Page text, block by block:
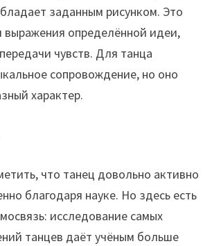
заданным рисунком. Это
определённой идеи,
чувств. Для танца
сопровождение, но оно
характер.
что танец довольно активно
благодаря науке. Но здесь есть
исследование самых
танцев даёт учёным больше